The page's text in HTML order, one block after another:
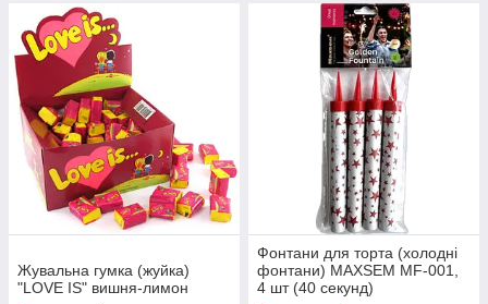
Жувальна гумка (жуйка)
"LOVE IS" вишня-лимон
Фонтани для торта (холодні
фонтани) MAXSEM MF-001,
4 шт (40 секунд)